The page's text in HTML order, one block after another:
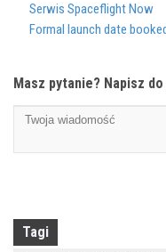
Serwis Spaceflight Now
Formal launch date
Masz pytanie? Napisz do
Tagi